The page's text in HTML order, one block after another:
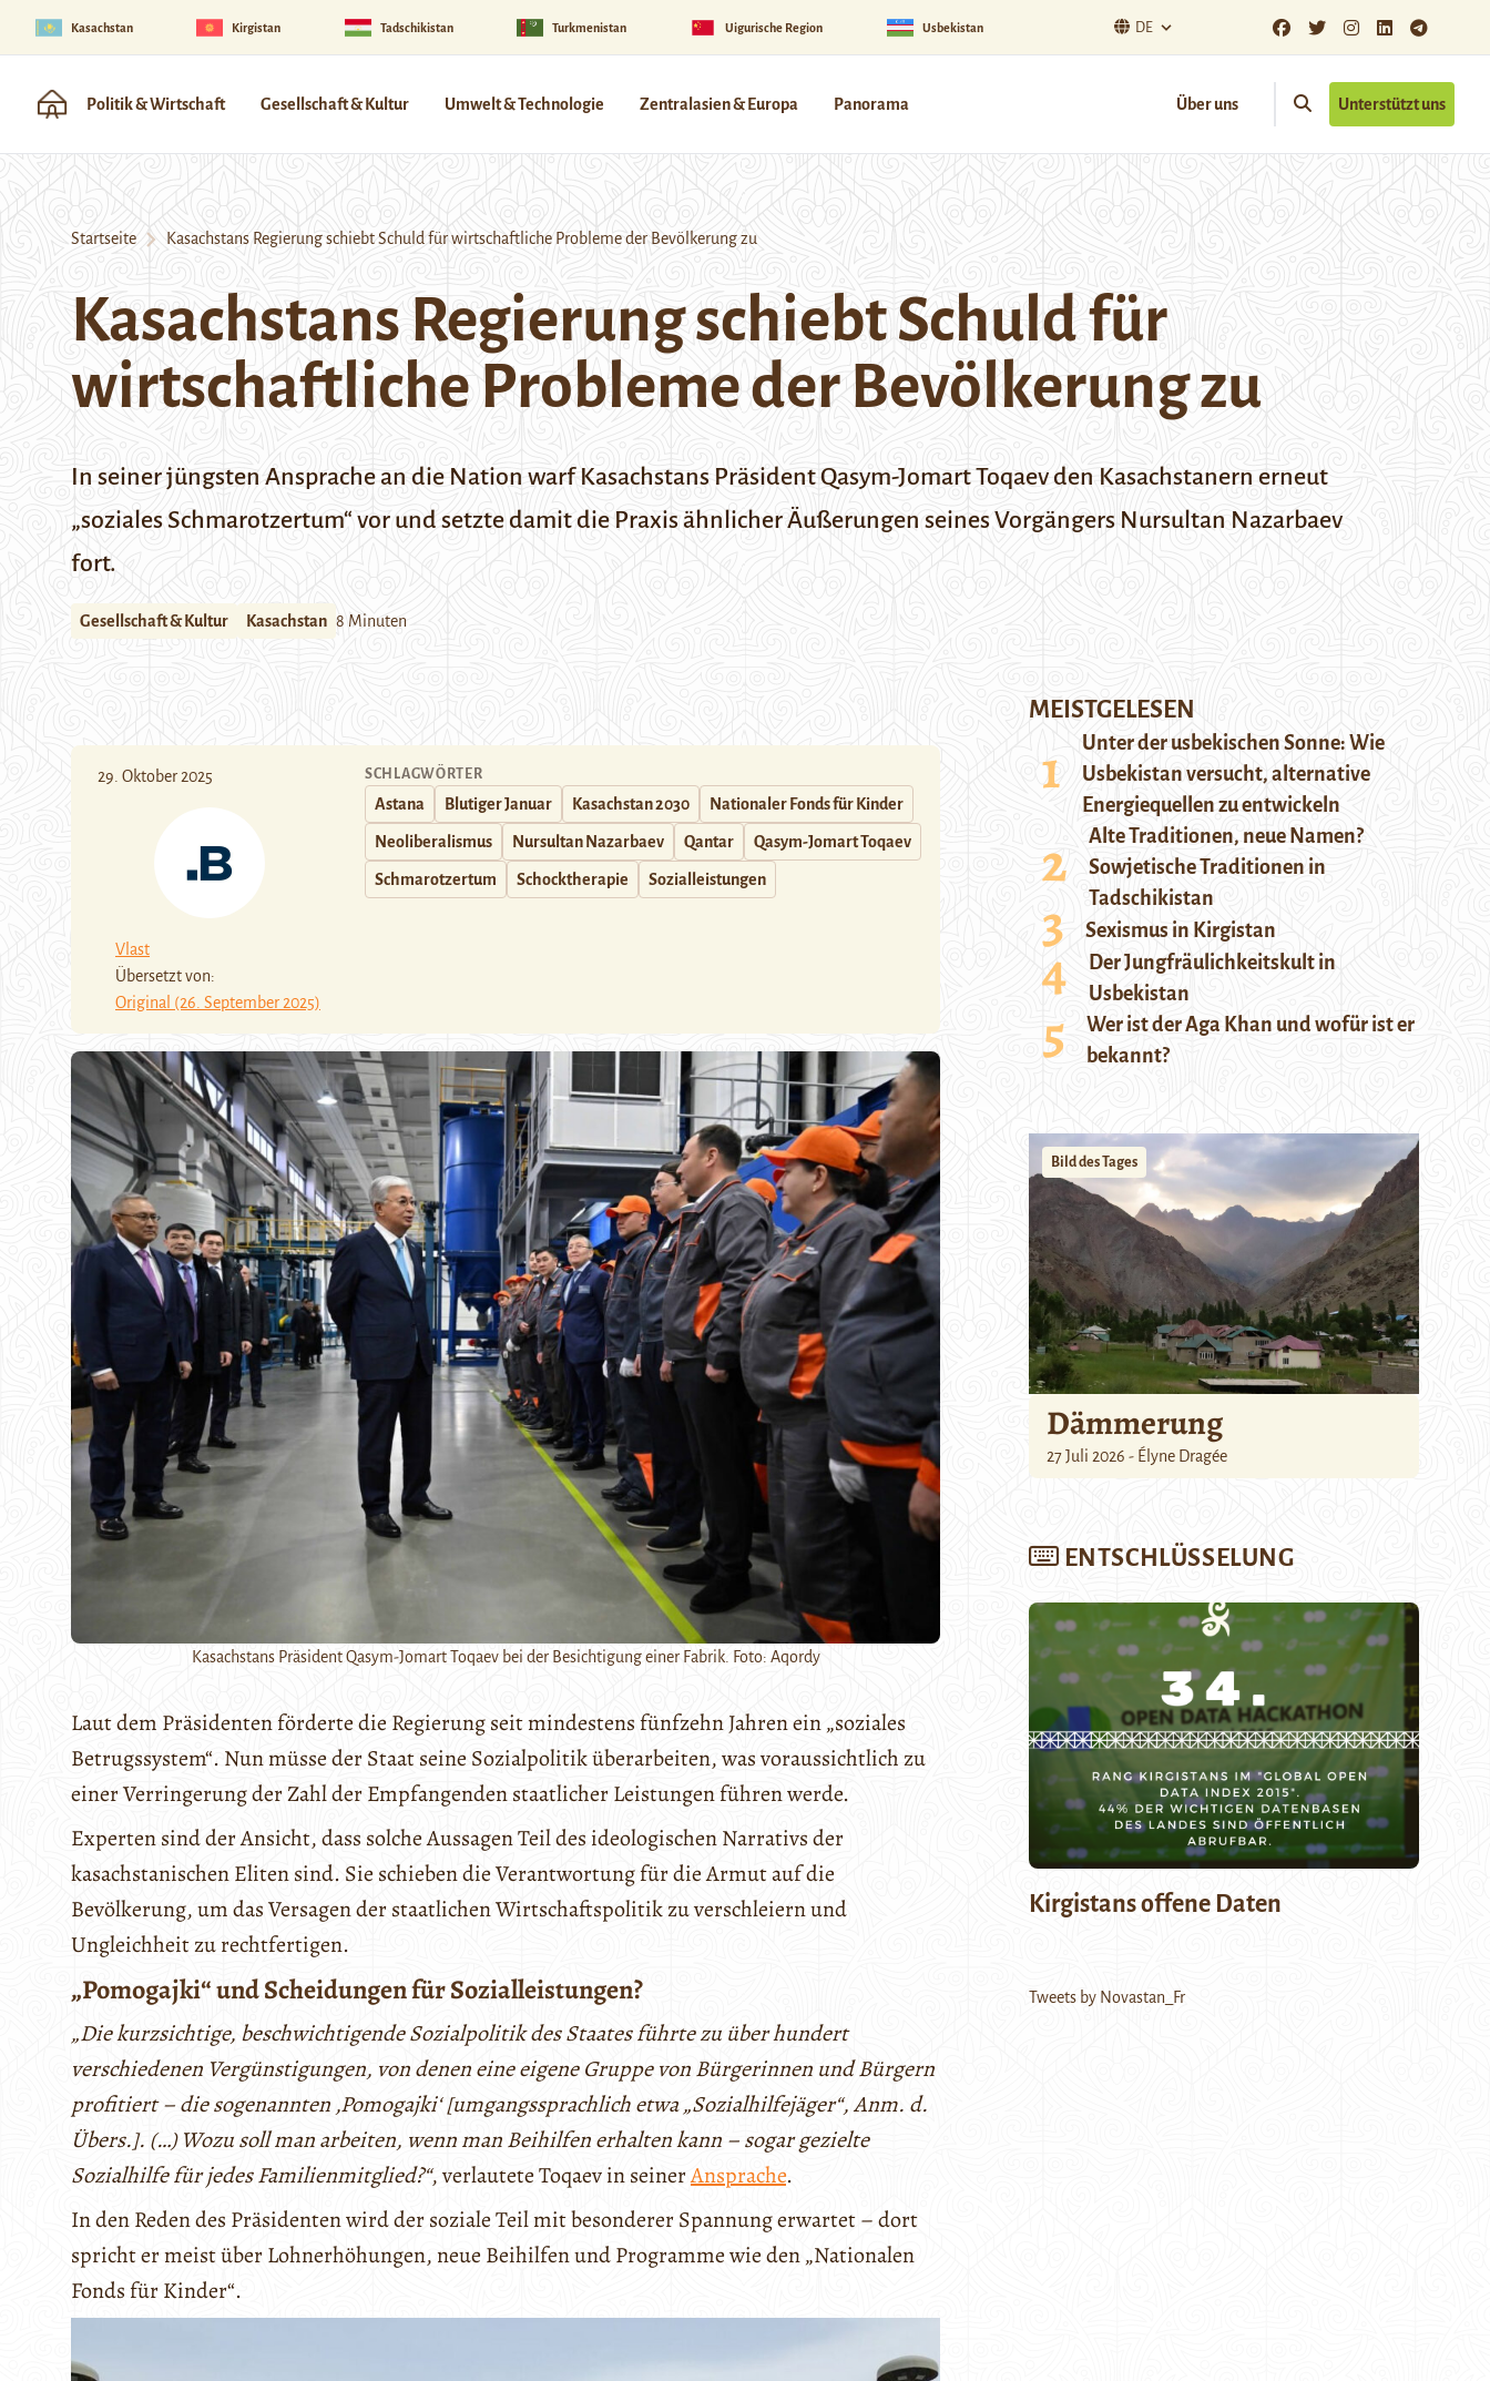
Kasachstan Kirgistan Tadschikistan Turkmenistan Uigurische Region Usbekistan DE
Politik & Wirtschaft Gesellschaft & Kultur Umwelt & Technologie Zentralasien & Europa Panorama Über uns Unterstützt uns
Startseite Kasachstans Regierung schiebt Schuld für wirtschaftliche Probleme der Bevölkerung zu
Kasachstans Regierung schiebt Schuld für
wirtschaftliche Probleme der Bevölkerung zu
In seiner jüngsten Ansprache an die Nation warf Kasachstans Präsident Qasym-Jomart Toqaev den Kasachstanern erneut
„soziales Schmarotzertum“ vor und setzte damit die Praxis ähnlicher Äußerungen seines Vorgängers Nursultan Nazarbaev
fort.
Gesellschaft & Kultur Kasachstan 8 Minuten
29. Oktober 2025
Vlast
Übersetzt von:
Original (26. September 2025)
SCHLAGWÖRTER
Astana Blutiger Januar Kasachstan 2030 Nationaler Fonds für Kinder
Neoliberalismus Nursultan Nazarbaev Qantar Qasym-Jomart Toqaev
Schmarotzertum Schocktherapie Sozialleistungen
Kasachstans Präsident Qasym-Jomart Toqaev bei der Besichtigung einer Fabrik. Foto: Aqordy
Laut dem Präsidenten förderte die Regierung seit mindestens fünfzehn Jahren ein „soziales
Betrugssystem“. Nun müsse der Staat seine Sozialpolitik überarbeiten, was voraussichtlich zu
einer Verringerung der Zahl der Empfangenden staatlicher Leistungen führen werde.
Experten sind der Ansicht, dass solche Aussagen Teil des ideologischen Narrativs der
kasachstanischen Eliten sind. Sie schieben die Verantwortung für die Armut auf die
Bevölkerung, um das Versagen der staatlichen Wirtschaftspolitik zu verschleiern und
Ungleichheit zu rechtfertigen.
„Pomogajki“ und Scheidungen für Sozialleistungen?
„Die kurzsichtige, beschwichtigende Sozialpolitik des Staates führte zu über hundert
verschiedenen Vergünstigungen, von denen eine eigene Gruppe von Bürgerinnen und Bürgern
profitiert – die sogenannten ‚Pomogajki‘ [umgangssprachlich etwa „Sozialhilfejäger“, Anm. d.
Übers.]. (…) Wozu soll man arbeiten, wenn man Beihilfen erhalten kann – sogar gezielte
Sozialhilfe für jedes Familienmitglied?“, verlautete Toqaev in seinerAnsprache.
In den Reden des Präsidenten wird der soziale Teil mit besonderer Spannung erwartet – dort
spricht er meist über Lohnerhöhungen, neue Beihilfen und Programme wie den „Nationalen
Fonds für Kinder“.
MEISTGELESEN
Unter der usbekischen Sonne: Wie
Usbekistan versucht, alternative
Energiequellen zu entwickeln
Alte Traditionen, neue Namen?
Sowjetische Traditionen in
Tadschikistan
Sexismus in Kirgistan
Der Jungfräulichkeitskult in
Usbekistan
Wer ist der Aga Khan und wofür ist er
bekannt?
Bild des Tages
Dämmerung
27 Juli 2026 - Élyne Dragée
ENTSCHLÜSSELUNG
Kirgistans offene Daten
Tweets by Novastan_Fr